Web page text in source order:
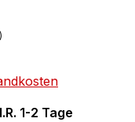
1-2 Tage